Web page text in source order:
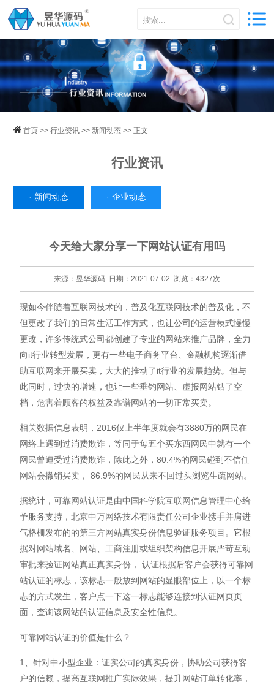
首页 >>行业资讯 >> 新闻动态 >> 正文
行业资讯
· 新闻动态 · 企业动态
今天给大家分享一下网站认证有用吗
来源：昱华源码 日期：2021-07-02 浏览：4327次
现如今伴随着互联网技术的，普及化互联网技术的普及化，不
但更改了我们的日常生活工作方式，也让公司的运营模式慢慢
更改，许多传统式公司都创建了专业的网站来推广品牌，全力
向it行业转型发展，更有一些电子商务平台、金融机构逐渐借
助互联网来开展买卖，大大的推动了it行业的发展趋势。但与
此同时，过快的增速，也让一些垂钓网站、虚报网站钻了空
档，危害着顾客的权益及靠谱网站的一切正常买卖。
相关数据信息表明，2016仅上半年度就会有3880万的网民在
网络上遇到过消费欺诈，等同于每五个买东西网民中就有一个
网民曾遭受过消费欺诈，除此之外，80.4%的网民碰到不信任
网站会撤销买卖， 86.9%的网民从来不回过头浏览生疏网站。
据统计，可靠网站认证是由中国科学院互联网信息管理中心给
予服务支持，北京中万网络技术有限责任公司企业携手并肩进
气格栅发布的的第三方网站真实身份信息验证服务项目。它根
据对网站域名、网站、工商注册或组织架构信息开展严苛互动
审批来验证网站真正真实身份， 认证根据后客户会获得可靠网
站认证的标志，该标志一般放到网站的显眼部位上，以一个标
志的方式发生，客户点一下这一标志能够连接到认证网页页
面，查询该网站的认证信息及安全性信息。
可靠网站认证的价值是什么？
1、针对中小型企业：证实公司的真实身份，协助公司获得客
户的信赖，提高互联网推广实际效果，提升网站订单转化率，